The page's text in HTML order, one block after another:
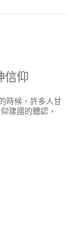
信仰
時候，許多人甘
建國的體認，